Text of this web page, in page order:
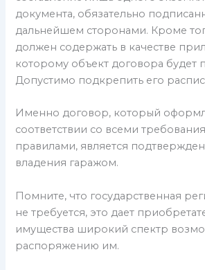
документа, обязательно
дальнейшем сторонами. Кроме
должен содержать в качестве
которому объект договора будет
Допустимо подкрепить его
Именно договор, который
соответствии со всеми
правилами, является
владения гаражом.
Помните, что государственная
не требуется, это дает
имущества широкий спектр
распоряжению им.